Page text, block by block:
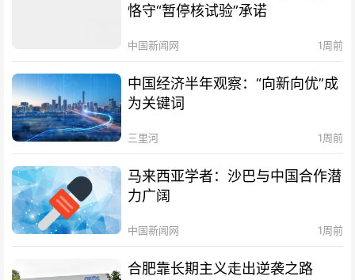
恪守“暂停核试验”承诺
中国新闻网 1周前
中国经济半年观察：“向新向优”成
为关键词
三里河 1周前
马来西亚学者：沙巴与中国合作潜
力广阔
中国新闻网 1周前
合肥靠长期主义走出逆袭之路